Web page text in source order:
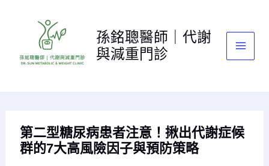
孫銘聰醫師｜代謝
與減重門診
第二型糖尿病患者注意！揪出代謝症候
群的7大高風險因子與預防策略